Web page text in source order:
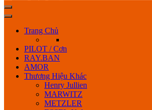
Trang Chủ
PILOT / Cơn
RAY.BAN
AMOR
Thương Hiệu Khác
Henry Jullien
MARWITZ
METZLER